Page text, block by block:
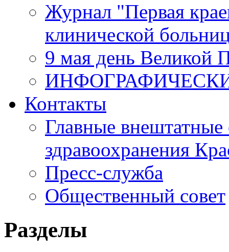
Журнал "Первая
клинической
9 мая день Великой
Контакты
Главные внештатные
здравоохранения
Пресс-служба
Общественный совет
Разделы